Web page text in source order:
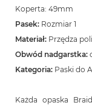
Koperta: 49mm
Pasek: Rozmiar 1
Materiał: Przędza
Obwód nadgarstka:
Kategoria: Paski do
Każda opaska